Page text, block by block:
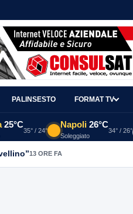
PALINSESTO FORMAT TV
25°C
35° / 24°
Napoli 26°C
Soleggiato
34° / 26°
13 ORE FA